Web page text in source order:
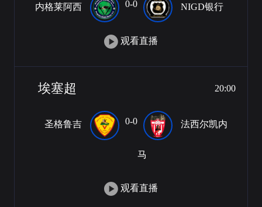
内格莱阿西 0-0 NIGD银行
观看直播
埃塞超 20:00
圣格鲁吉 0-0 法西尔凯内
马
观看直播